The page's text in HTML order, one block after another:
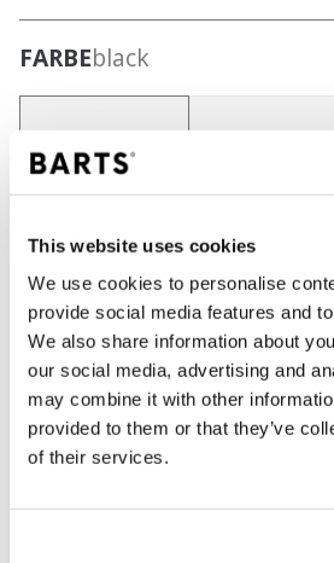
This website uses cookies
We use cookies to personalise
provide social media features and
We also share information about
our social media, advertising and
may combine it with other
provided to them or that they’ve
of their services.
FARBEblack